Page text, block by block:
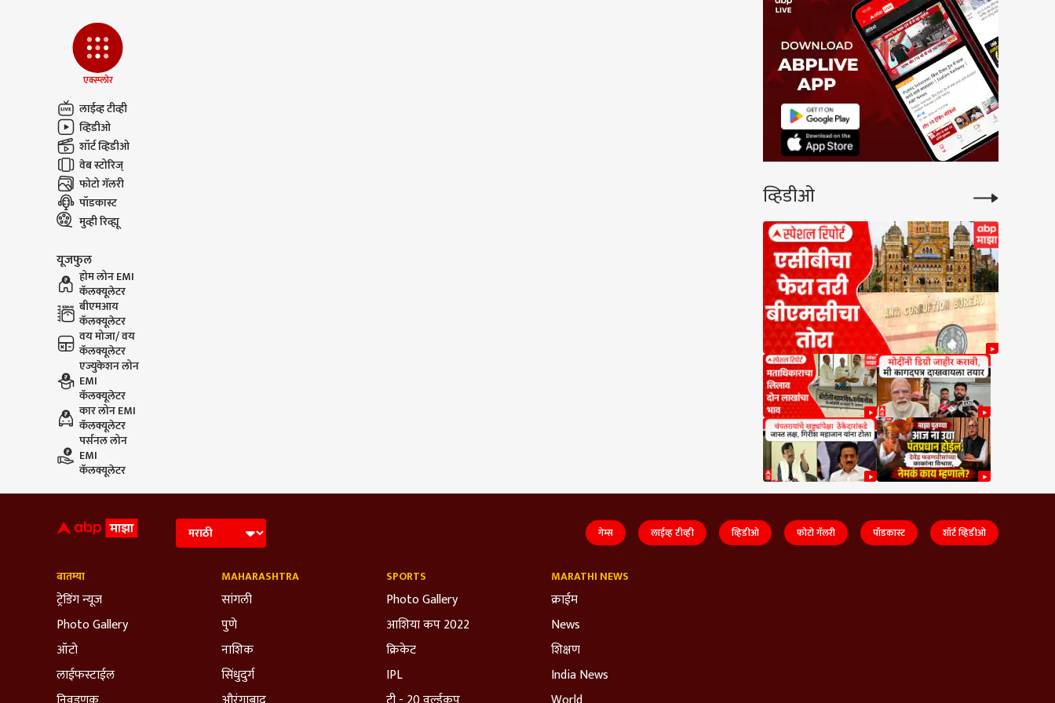
एक्स्प्लोर
लाईव्ह टीव्ही
व्हिडीओ
शॉर्ट व्हिडीओ
वेब स्टोरिज्
फोटो गॅलरी
पॉडकास्ट
मुव्ही रिव्ह्यू
यूजफुल
होम लोन EMI
कॅलक्यूलेटर
बीएमआय
कॅलक्यूलेटर
वय मोजा/ वय
कॅलक्यूलेटर
एज्युकेशन लोन
EMI
कॅलक्यूलेटर
कार लोन EMI
कॅलक्यूलेटर
पर्सनल लोन
EMI
कॅलक्यूलेटर
व्हिडीओ
गेम्स लाईव्ह टीव्ही व्हिडीओ फोटो गॅलरी पॉडकास्ट शॉर्ट व्हिडीओ
बातम्या
ट्रेडिंग न्यूज
Photo Gallery
ऑटो
लाईफस्टाईल
MAHARASHTRA
सांगली
पुणे
नाशिक
सिंधुदुर्ग
SPORTS
Photo Gallery
आशिया कप 2022
क्रिकेट
IPL
MARATHI NEWS
क्राईम
News
शिक्षण
India News